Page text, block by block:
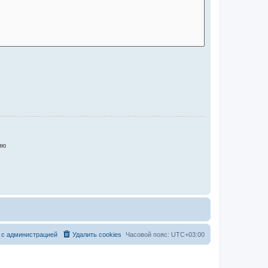
Часовой пояс: UTC+03:00
Удалить cookies
администрацией